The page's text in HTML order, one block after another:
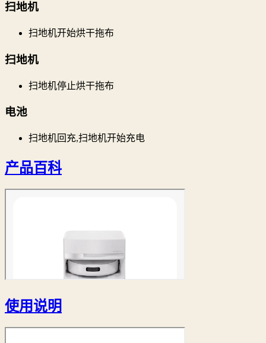
扫地机
扫地机开始烘干拖布
扫地机
扫地机停止烘干拖布
电池
扫地机回充,扫地机开始充电
产品百科
使用说明